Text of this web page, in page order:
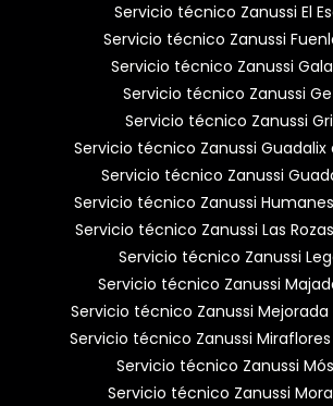
Servicio técnico Zanussi El
Servicio técnico Zanussi
Servicio técnico Zanussi
Servicio técnico Zanussi
Servicio técnico Zanussi
Servicio técnico Zanussi Guadalix
Servicio técnico Zanussi
Servicio técnico Zanussi
Servicio técnico Zanussi Las
Servicio técnico Zanussi
Servicio técnico Zanussi
Servicio técnico Zanussi
Servicio técnico Zanussi
Servicio técnico Zanussi
Servicio técnico Zanussi